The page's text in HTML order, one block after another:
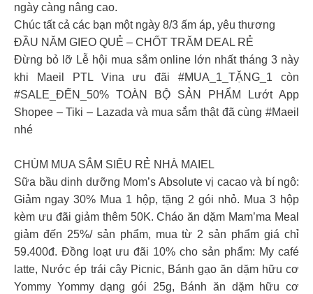
ngày càng nâng cao.
Chúc tất cả các bạn một ngày 8/3 ấm áp, yêu thương
ĐẦU NĂM GIEO QUẺ – CHỐT TRĂM DEAL RẺ
Đừng bỏ lỡ Lễ hội mua sắm online lớn nhất tháng 3 này
khi Maeil PTL Vina ưu đãi #MUA_1_TẶNG_1 còn
#SALE_ĐẾN_50% TOÀN BỘ SẢN PHẨM Lướt App
Shopee – Tiki – Lazada và mua sắm thật đã cùng #Maeil
nhé
CHÙM MUA SẮM SIÊU RẺ NHÀ MAIEL
Sữa bầu dinh dưỡng Mom’s Absolute vị cacao và bí ngô:
Giảm ngay 30% Mua 1 hộp, tặng 2 gói nhỏ. Mua 3 hộp
kèm ưu đãi giảm thêm 50K. Cháo ăn dặm Mam’ma Meal
giảm đến 25%/ sản phẩm, mua từ 2 sản phẩm giá chỉ
59.400đ. Đồng loạt ưu đãi 10% cho sản phẩm: My café
latte, Nước ép trái cây Picnic, Bánh gạo ăn dặm hữu cơ
Yommy Yommy dạng gói 25g, Bánh ăn dặm hữu cơ